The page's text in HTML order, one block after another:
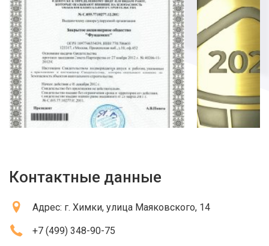
Контактные данные
Адрес: г. Химки, улица Маяковского, 14
+7 (499) 348-90-75